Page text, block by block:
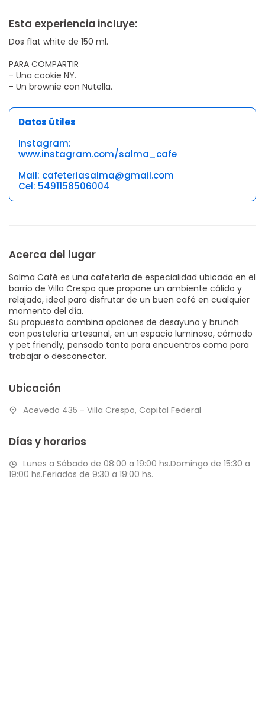
Esta experiencia incluye:
Dos flat white de 150 ml.
PARA COMPARTIR
- Una cookie NY.
- Un brownie con Nutella.
Datos útiles
Instagram:
www.instagram.com/salma_cafe
Mail: cafeteriasalma@gmail.com
Cel: 5491158506004
Acerca del lugar
Salma Café es una cafetería de especialidad ubicada en el
barrio de Villa Crespo que propone un ambiente cálido y
relajado, ideal para disfrutar de un buen café en cualquier
momento del día.
Su propuesta combina opciones de desayuno y brunch
con pastelería artesanal, en un espacio luminoso, cómodo
y pet friendly, pensado tanto para encuentros como para
trabajar o desconectar.
Ubicación
Acevedo 435 - Villa Crespo, Capital Federal
Días y horarios
Lunes a Sábado de 08:00 a 19:00 hs.Domingo de 15:30 a
19:00 hs.Feriados de 9:30 a 19:00 hs.